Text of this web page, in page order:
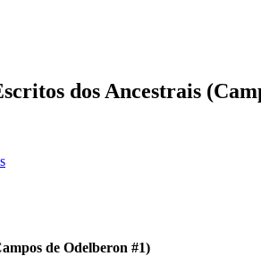
dos Ancestrais
de Odelberon #1)